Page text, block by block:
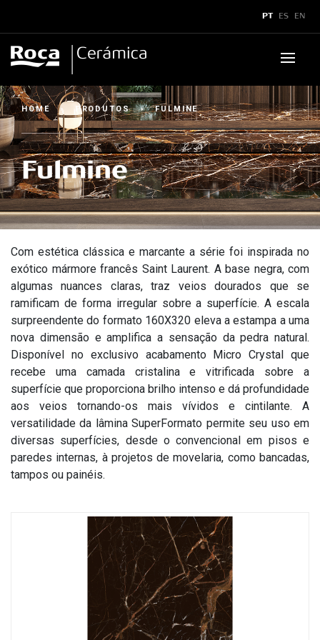
PT ES EN
Produtos
Downloads ▼
Boletins e Manuais ▼
Sustentabilidade
Assistência Técnica
Legendas Técnicas
Catálogos
Certificados
Assistência Técnica ▼
Assistência Técnica ▼
Aplicações Técnicas
Como acionar?
Dúvidas Frequentes
Recomendações Importantes
Dicas de Assistência
Caracteristícas SuperFormatos ▼
Formato 100x200
Formato 120x250
Treinamento SuperFormatos
Roca Expert
Garantias
Showroom
Superformatos
Contato ▼
Fale Conosco
Onde Encontrar
Solicitar Catálogo
HOME › PRODUTOS › FULMINE
Fulmine
Com estética clássica e marcante a série foi inspirada no
exótico mármore francês Saint Laurent. A base negra, com
algumas nuances claras, traz veios dourados que se
ramificam de forma irregular sobre a superfície. A escala
surpreendente do formato 160X320 eleva a estampa a uma
nova dimensão e amplifica a sensação da pedra natural.
Disponível no exclusivo acabamento Micro Crystal que
recebe uma camada cristalina e vitrificada sobre a
superfície que proporciona brilho intenso e dá profundidade
aos veios tornando-os mais vívidos e cintilante. A
versatilidade da lâmina SuperFormato permite seu uso em
diversas superfícies, desde o convencional em pisos e
paredes internas, à projetos de movelaria, como bancadas,
tampos ou painéis.